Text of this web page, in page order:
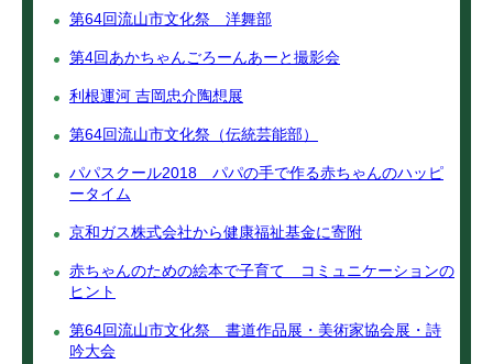
第64回流山市文化祭 洋舞部
第4回あかちゃんごろーんあーと撮影会
利根運河 吉岡忠介陶想展
第64回流山市文化祭（伝統芸能部）
パパスクール2018 パパの手で作る赤ちゃんのハッピ
ータイム
京和ガス株式会社から健康福祉基金に寄附
赤ちゃんのための絵本で子育て コミュニケーションの
ヒント
第64回流山市文化祭 書道作品展・美術家協会展・詩
吟大会